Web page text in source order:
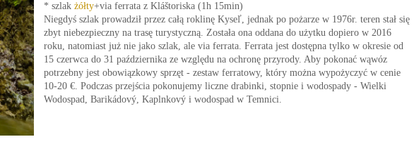
* szlak żółty+via ferrata z Kláštoriska (1h 15min)
Niegdyś szlak prowadził przez całą roklinę Kyseľ, jednak po pożarze w 1976r. teren stał się
zbyt niebezpieczny na trasę turystyczną. Została ona oddana do użytku dopiero w 2016
roku, natomiast już nie jako szlak, ale via ferrata. Ferrata jest dostępna tylko w okresie od
15 czerwca do 31 października ze względu na ochronę przyrody. Aby pokonać wąwóz
potrzebny jest obowiązkowy sprzęt - zestaw ferratowy, który można wypożyczyć w cenie
10-20 €. Podczas przejścia pokonujemy liczne drabinki, stopnie i wodospady - Wielki
Wodospad, Barikádový, Kaplnkový i wodospad w Temnici.